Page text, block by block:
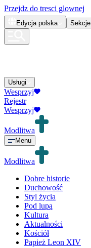
Przejdz do tresci glownej
Edycja polska Sekcje
Usługi
Wesprzyj
Rejestr
Wesprzyj
Modlitwa
Menu
Modlitwa
Dobre historie
Duchowość
Styl życia
Pod lupą
Kultura
Aktualności
Kościół
Papież Leon XIV